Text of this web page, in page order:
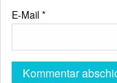
E-Mail *